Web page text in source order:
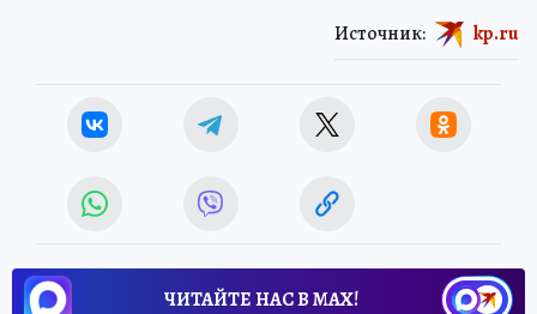
Источник: kp.ru
ЧИТАЙТЕ НАС В МАХ!